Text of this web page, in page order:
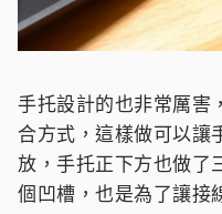
手托設計的也非常厲害
合方式，這樣做可以讓
放，手托正下方也做了
個凹槽，也是為了讓接